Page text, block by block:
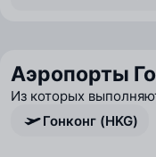
Аэропорты
Из которых
Гонконг (HKG)